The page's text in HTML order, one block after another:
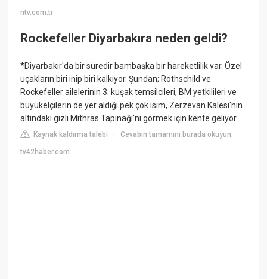
ntv.com.tr
Rockefeller Diyarbakıra neden geldi?
*Diyarbakır'da bir süredir bambaşka bir hareketlilik var. Özel
uçakların biri inip biri kalkıyor. Şundan; Rothschild ve
Rockefeller ailelerinin 3. kuşak temsilcileri, BM yetkilileri ve
büyükelçilerin de yer aldığı pek çok isim, Zerzevan Kalesi'nin
altındaki gizli Mithras Tapınağı'nı görmek için kente geliyor.
Kaynak kaldırma talebi |Cevabın tamamını burada okuyun:
tv42haber.com